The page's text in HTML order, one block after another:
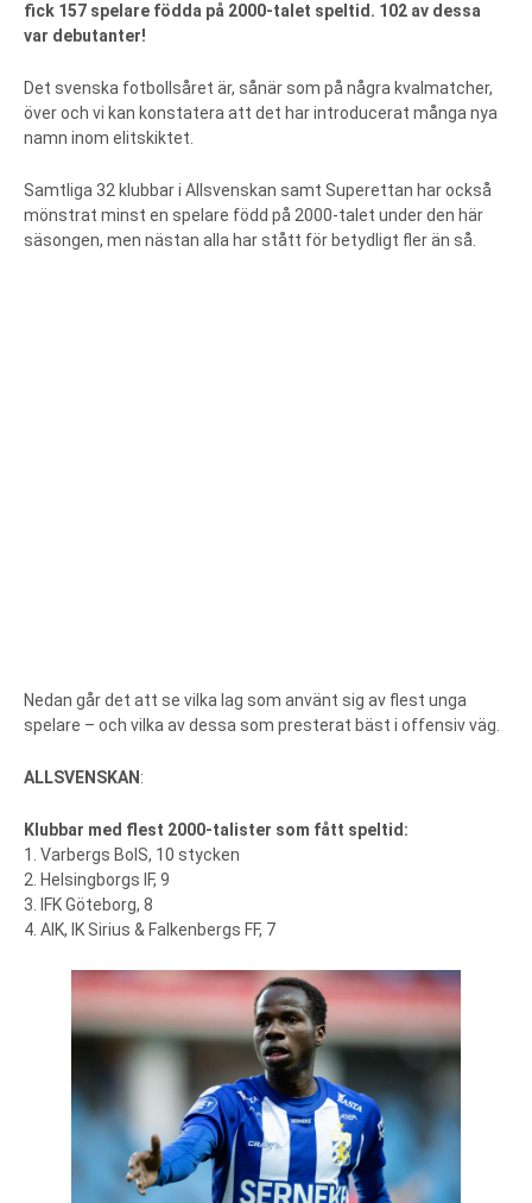
fick 157 spelare födda på 2000-talet speltid. 102 av dessa
var debutanter!
Det svenska fotbollsåret är, sånär som på några kvalmatcher,
över och vi kan konstatera att det har introducerat många nya
namn inom elitskiktet.
Samtliga 32 klubbar i Allsvenskan samt Superettan har också
mönstrat minst en spelare född på 2000-talet under den här
säsongen, men nästan alla har stått för betydligt fler än så.
Nedan går det att se vilka lag som använt sig av flest unga
spelare – och vilka av dessa som presterat bäst i offensiv väg.
ALLSVENSKAN :
Klubbar med flest 2000-talister som fått speltid:
1. Varbergs BoIS, 10 stycken
2. Helsingborgs IF, 9
3. IFK Göteborg, 8
4. AIK, IK Sirius & Falkenbergs FF, 7